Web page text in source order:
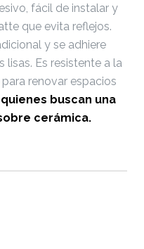
fácil de instalar y
que evita reflejos.
y se adhiere
lisas. Es resistente a la
renovar espacios
buscan una
cerámica.